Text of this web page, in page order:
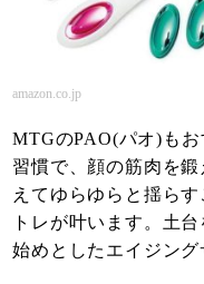
amazon.co.jp
MTGのPAO(パオ)も
習慣で、顔の筋肉を
えてゆらゆらと揺ら
トレが叶います。土
始めとしたエイジング